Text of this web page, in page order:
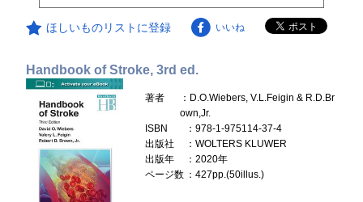
ほしいものリストに登録 いいね
Handbook of Stroke, 3rd ed.
著者
：D.O.Wiebers, V.L.Feigin & R.D.Br
own,Jr.
ISBN
：978-1-975114-37-4
出版社
：WOLTERS KLUWER
出版年
：2020年
ページ数 ：427pp.(50illus.)